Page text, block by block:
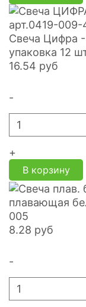
Свеча Цифра
упаковка 12
16.54 руб
-
+
В корзину
плавающая
005
8.28 руб
-